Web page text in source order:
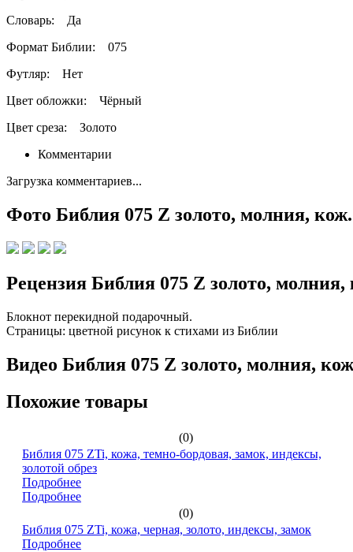
Словарь: Да
Формат Библии: 075
Футляр: Нет
Цвет обложки: Чёрный
Цвет среза: Золото
Комментарии
Загрузка комментариев...
Фото Библия 075 Z золото, молния,
Рецензия Библия 075 Z золото,
Блокнот перекидной подарочный.
Страницы: цветной рисунок к стихами из Библии
Видео Библия 075 Z золото, молния,
Похожие товары
(0)
Библия 075 ZTi, кожа, темно-бордовая, замок, индексы,
золотой обрез
Подробнее
Подробнее
(0)
Библия 075 ZTi, кожа, черная, золото, индексы, замок
Подробнее